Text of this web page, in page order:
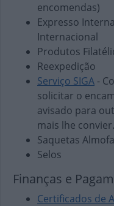
encomendas)
Expresso
Internacional
Produtos
Reexpedição
Serviço SIGA -
solicitar o
avisado para
mais lhe convier.
Saquetas
Selos
Finanças e
Certificados de